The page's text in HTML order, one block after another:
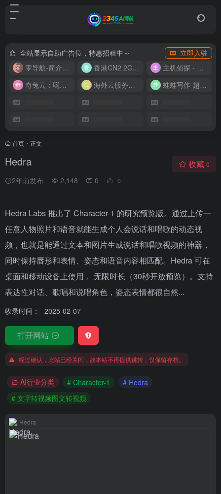
全站显示自助广告位，特惠招租中～
立即入驻
零导航-简介实用的网址导航
香港CN2 2C2G20M 9.9/月
主机侦探 - 少花钱，用好云
奇兔云：聪明人的“省”钱计划！
海外云服务器全网最低价 蛙蛙写作-超级AI智能写作助手
首页 • 正文
Hedra
2年前发布 2,148 0 0
收藏 0
Hedra Labs 推出了 Character-1 的研究预览版。通过上传一
任意人物照片和语音就能生成个人会说话和唱歌的动态视
频，也就是能通过文本和图片生成说话和唱歌视频的神器，
同时保持唇形和表情、姿态和语音内容相匹配。Hedra 可在
桌面和移动设备上使用， 无限时长（30秒开放预览）。支持
表达性对话、歌唱和说唱角色，姿态表情都很自然...
收录时间： 2025-02-07
打开网站
经过确认，此站已经关闭，故本站不再提供跳转，仅保留存档。
AI行业分类 # Character-1
# Hedra
# 文字转视频图文转视频
Hedra